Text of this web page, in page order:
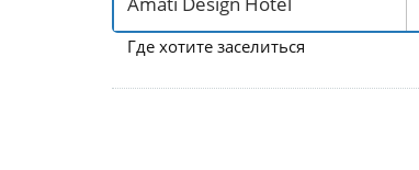
Где хотите заселиться